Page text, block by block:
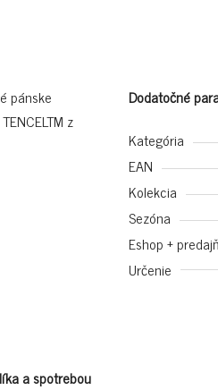
pánske
z
a spotrebou
Dodatočné
Kategória
EAN
Kolekcia
Sezóna
Eshop +
Určenie